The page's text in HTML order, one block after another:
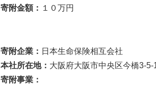
寄附金額： １０万円
寄附企業： 日本生命保険相互会社
本社所在地： 大阪府大阪市中央区今橋3-5-
寄附事業：